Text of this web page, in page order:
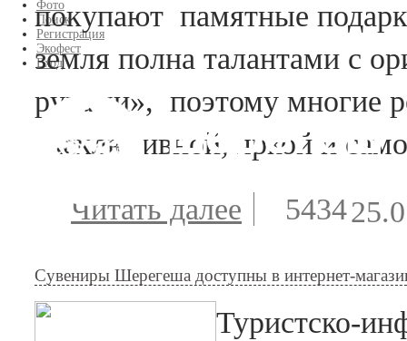
Фото
Поиск
Регистрация
Экофест
Вход
покупают памятные
земля полна талантами с
руками», поэтому многие
эксклюзивной, яркой и
Читать далее о Товарный
Шерегеша
5434
Сувениры Шерегеша доступны в интернет-
Туристско-